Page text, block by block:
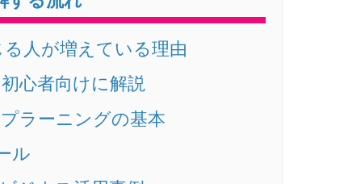
人が増えている理由
心者向けに解説
ラーニングの基本
ル